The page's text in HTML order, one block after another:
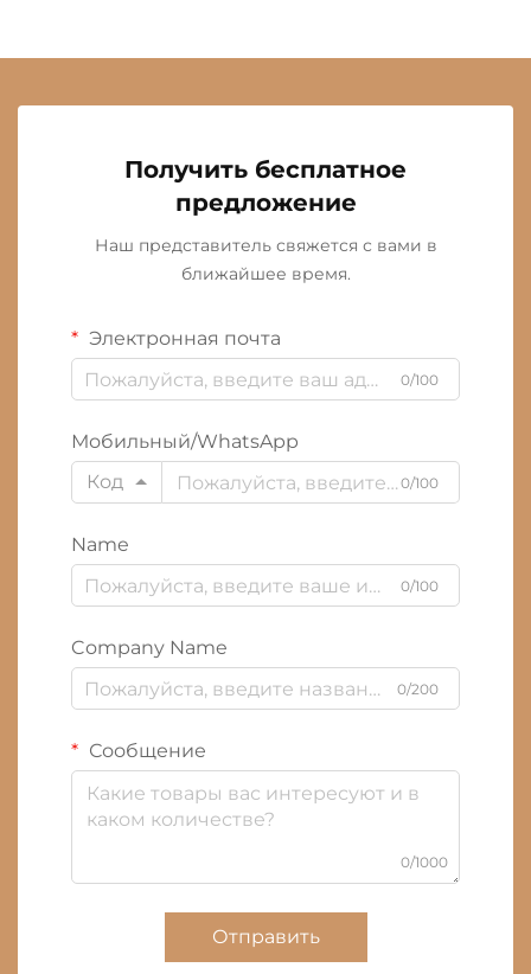
Получить бесплатное
предложение
Наш представитель свяжется с вами в
ближайшее время.
Электронная почта
0/100
Мобильный/WhatsApp
Код
0/100
Name
0/100
Company Name
0/200
Сообщение
0/1000
Отправить